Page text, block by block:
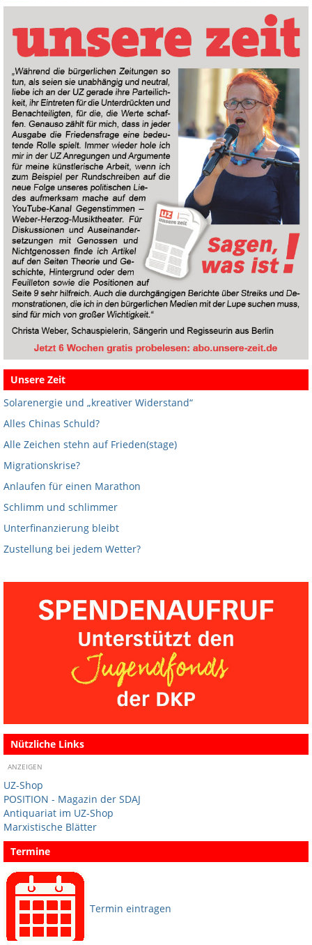
Unsere Zeit
Solarenergie und „kreativer Widerstand“
Alles Chinas Schuld?
Alle Zeichen stehn auf Frieden(stage)
Migrationskrise?
Anlaufen für einen Marathon
Schlimm und schlimmer
Unterfinanzierung bleibt
Zustellung bei jedem Wetter?
Nützliche Links
ANZEIGEN
UZ-Shop
POSITION - Magazin der SDAJ
Antiquariat im UZ-Shop
Marxistische Blätter
Termine
Termin eintragen